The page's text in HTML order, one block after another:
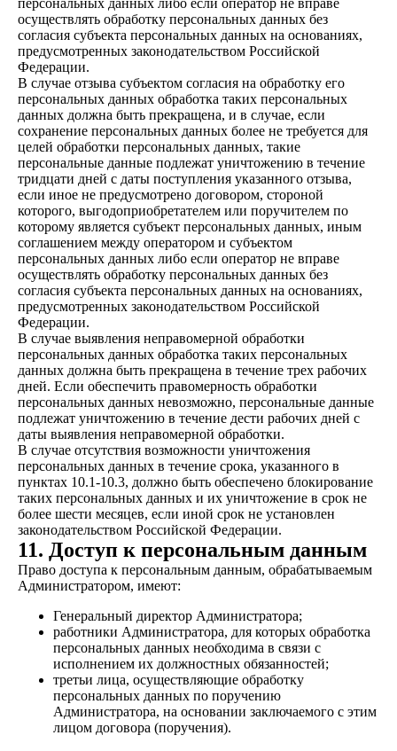
персональных данных либо если оператор не вправе
осуществлять обработку персональных данных без
согласия субъекта персональных данных на основаниях,
предусмотренных законодательством Российской
Федерации.
В случае отзыва субъектом согласия на обработку его
персональных данных обработка таких персональных
данных должна быть прекращена, и в случае, если
сохранение персональных данных более не требуется для
целей обработки персональных данных, такие
персональные данные подлежат уничтожению в течение
тридцати дней с даты поступления указанного отзыва,
если иное не предусмотрено договором, стороной
которого, выгодоприобретателем или поручителем по
которому является субъект персональных данных, иным
соглашением между оператором и субъектом
персональных данных либо если оператор не вправе
осуществлять обработку персональных данных без
согласия субъекта персональных данных на основаниях,
предусмотренных законодательством Российской
Федерации.
В случае выявления неправомерной обработки
персональных данных обработка таких персональных
данных должна быть прекращена в течение трех рабочих
дней. Если обеспечить правомерность обработки
персональных данных невозможно, персональные данные
подлежат уничтожению в течение дести рабочих дней с
даты выявления неправомерной обработки.
В случае отсутствия возможности уничтожения
персональных данных в течение срока, указанного в
пунктах 10.1-10.3, должно быть обеспечено блокирование
таких персональных данных и их уничтожение в срок не
более шести месяцев, если иной срок не установлен
законодательством Российской Федерации.
11. Доступ к персональным данным
Право доступа к персональным данным, обрабатываемым
Администратором, имеют:
Генеральный директор Администратора;
работники Администратора, для которых обработка
персональных данных необходима в связи с
исполнением их должностных обязанностей;
третьи лица, осуществляющие обработку
персональных данных по поручению
Администратора, на основании заключаемого с этим
лицом договора (поручения).